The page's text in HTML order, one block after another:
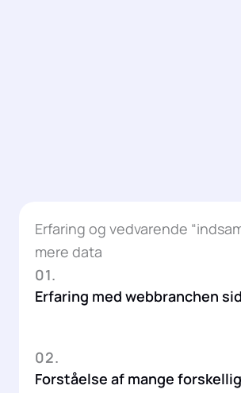
Erfaring og vedvarende
mere data
01.
Erfaring med webbranchen
02.
Forståelse af mange